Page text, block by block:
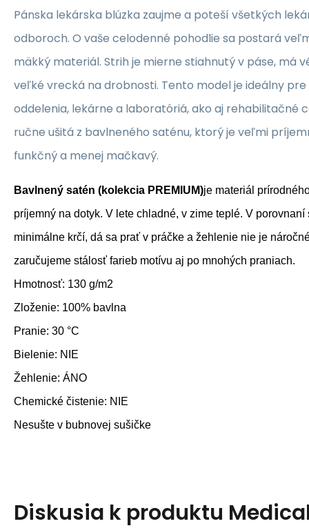
Pánska lekárska blúzka zaujme a poteší všetkých
odboroch. O vaše celodenné pohodlie sa postará
mäkký materiál. Strih je mierne stiahnutý v páse, má
veľké vrecká na drobnosti. Tento model je ideálny
oddelenia, lekárne a laboratóriá, ako aj rehabilitačné
ručne ušitá z bavlneného saténu, ktorý je veľmi
funkčný a menej mačkavý.
Bavlnený satén (kolekcia PREMIUM)je materiál
príjemný na dotyk. V lete chladné, v zime teplé. V
minimálne krčí, dá sa prať v práčke a žehlenie nie je
zaručujeme stálosť farieb motívu aj po mnohých praniach.
Hmotnosť: 130 g/m2
Zloženie: 100% bavlna
Pranie: 30 °C
Bielenie: NIE
Žehlenie: ÁNO
Chemické čistenie: NIE
Nesušte v bubnovej sušičke
Diskusia k produktu